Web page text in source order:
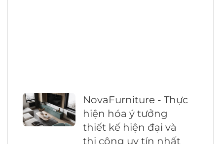
NovaFurniture - Thực
hiện hóa ý tưởng
thiết kế hiện đại và
thi công uy tín nhất